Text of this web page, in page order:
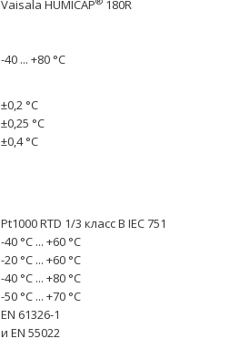
Vaisala HUMICAP
180R
-40 ... +80 °C
±0,2 °C
±0,25 °C
±0,4 °C
Pt1000 RTD 1/3 класс B IEC 751
-40 °C ... +60 °C
-20 °C ... +60 °C
-40 °C ... +80 °C
-50 °C ... +70 °C
EN 61326-1
и EN 55022